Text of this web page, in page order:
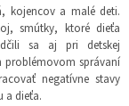
kojencov a malé deti.
smútky, ktoré dieťa
sa aj pri detskej
správaní
negatívne stavy
a dieťa.